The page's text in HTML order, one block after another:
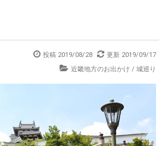
投稿 2019/08/28
更新 2019/09/17
近畿地方のお出かけ / 城巡り